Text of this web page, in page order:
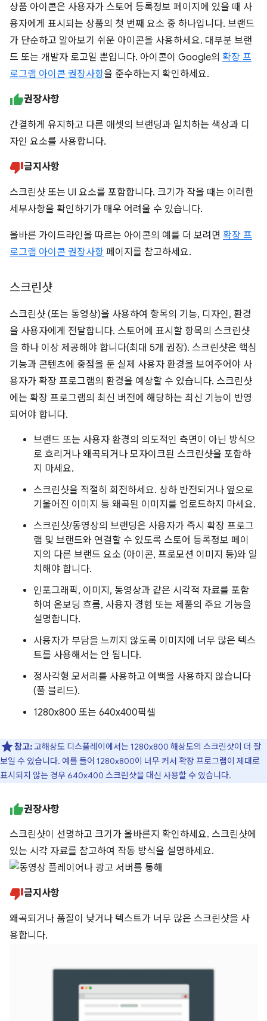
상품 아이콘은 사용자가 스토어 등록정보 페이지에 있을 때 사
용자에게 표시되는 상품의 첫 번째 요소 중 하나입니다. 브랜드
가 단순하고 알아보기 쉬운 아이콘을 사용하세요. 대부분 브랜
드 또는 개발자 로고일 뿐입니다. 아이콘이 Google의 확장 프
로그램 아이콘 권장사항을 준수하는지 확인하세요.
권장사항
간결하게 유지하고 다른 애셋의 브랜딩과 일치하는 색상과 디
자인 요소를 사용합니다.
금지사항
스크린샷 또는 UI 요소를 포함합니다. 크기가 작을 때는 이러한
세부사항을 확인하기가 매우 어려울 수 있습니다.
올바른 가이드라인을 따르는 아이콘의 예를 더 보려면 확장 프
로그램 아이콘 권장사항 페이지를 참고하세요.
스크린샷
스크린샷 (또는 동영상)을 사용하여 항목의 기능, 디자인, 환경
을 사용자에게 전달합니다. 스토어에 표시할 항목의 스크린샷
을 하나 이상 제공해야 합니다(최대 5개 권장). 스크린샷은 핵심
기능과 콘텐츠에 중점을 둔 실제 사용자 환경을 보여주어야 사
용자가 확장 프로그램의 환경을 예상할 수 있습니다. 스크린샷
에는 확장 프로그램의 최신 버전에 해당하는 최신 기능이 반영
되어야 합니다.
브랜드 또는 사용자 환경의 의도적인 측면이 아닌 방식으
로 흐리거나 왜곡되거나 모자이크된 스크린샷을 포함하
지 마세요.
스크린샷을 적절히 회전하세요. 상하 반전되거나 옆으로
기울어진 이미지 등 왜곡된 이미지를 업로드하지 마세요.
스크린샷/동영상의 브랜딩은 사용자가 즉시 확장 프로그
램 및 브랜드와 연결할 수 있도록 스토어 등록정보 페이
지의 다른 브랜드 요소 (아이콘, 프로모션 이미지 등)와 일
치해야 합니다.
인포그래픽, 이미지, 동영상과 같은 시각적 자료를 포함
하여 온보딩 흐름, 사용자 경험 또는 제품의 주요 기능을
설명합니다.
사용자가 부담을 느끼지 않도록 이미지에 너무 많은 텍스
트를 사용해서는 안 됩니다.
정사각형 모서리를 사용하고 여백을 사용하지 않습니다
(풀 블리드).
1280x800 또는 640x400픽셀
참고:고해상도 디스플레이에서는 1280x800 해상도의 스크린샷이 더 잘
보일 수 있습니다. 예를 들어 1280x800이 너무 커서 확장 프로그램이 제대로
표시되지 않는 경우 640x400 스크린샷을 대신 사용할 수 있습니다.
권장사항
스크린샷이 선명하고 크기가 올바른지 확인하세요. 스크린샷에
있는 시각 자료를 참고하여 작동 방식을 설명하세요.
금지사항
왜곡되거나 품질이 낮거나 텍스트가 너무 많은 스크린샷을 사
용합니다.